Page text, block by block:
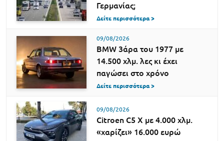
Γερμανίας;
Δείτε περισσότερα >
09/08/2026
BMW 3άρα του 1977 με
14.500 χλμ. λες κι έχει
παγώσει στο χρόνο
Δείτε περισσότερα >
09/08/2026
Citroen C5 X με 4.000 χλμ.
«χαρίζει» 16.000 ευρώ